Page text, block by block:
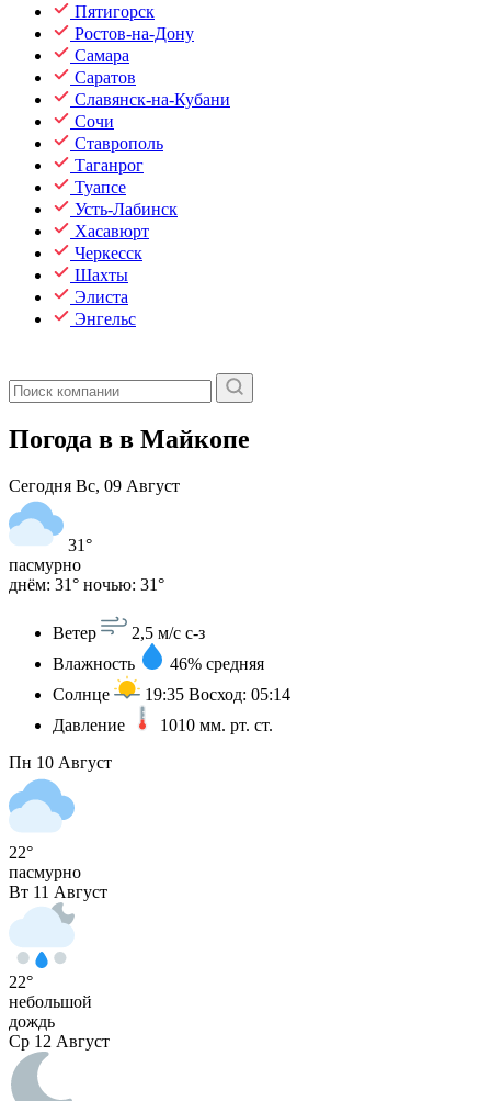
Пятигорск
Ростов-на-Дону
Самара
Саратов
Славянск-на-Кубани
Сочи
Ставрополь
Таганрог
Туапсе
Усть-Лабинск
Хасавюрт
Черкесск
Шахты
Элиста
Энгельс
Погода в в Майкопе
Сегодня Вс, 09 Август
31°
пасмурно
днём: 31° ночью: 31°
Ветер 2,5 м/с с-з
Влажность
46% средняя
Солнце
19:35 Восход: 05:14
Давление
1010 мм. рт. ст.
Пн 10 Август
22°
пасмурно
Вт 11 Август
22°
небольшой
дождь
Ср 12 Август